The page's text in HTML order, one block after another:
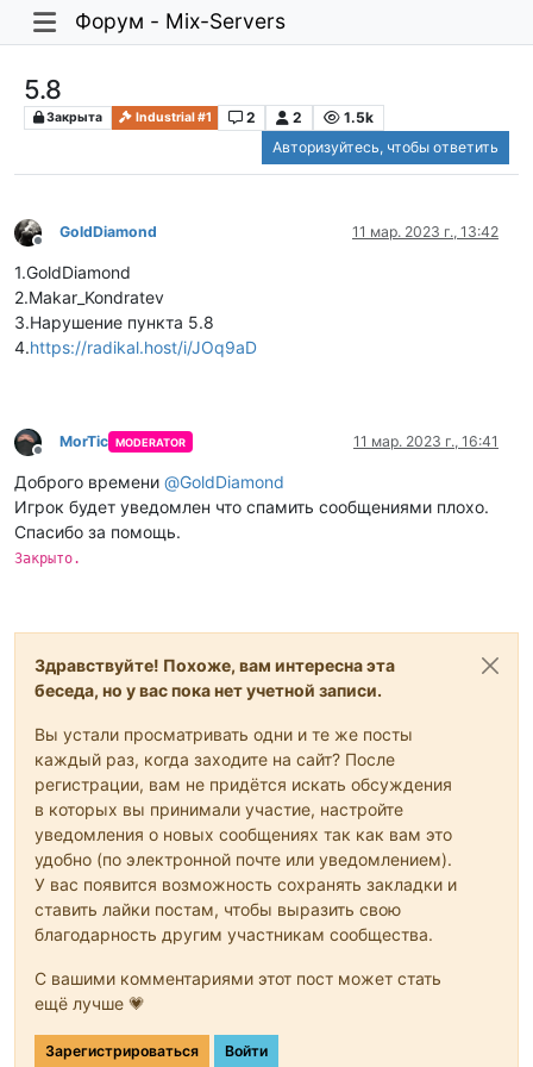
Форум - Mix-Servers
5.8
Закрыта Industrial #1 2 2
1.5k
Авторизуйтесь, чтобы ответить
Не в сети
GoldDiamond 11 мар. 2023 г., 13:42
1.GoldDiamond
2.Makar_Kondratev
3.Нарушение пункта 5.8
4.https://radikal.host/i/JOq9aD
Не в сети
MorTic MODERATOR 11 мар. 2023 г., 16:41
Доброго времени @GoldDiamond
Игрок будет уведомлен что спамить сообщениями плохо.
Спасибо за помощь.
Закрыто.
Здравствуйте! Похоже, вам интересна эта
беседа, но у вас пока нет учетной записи.
Вы устали просматривать одни и те же посты
каждый раз, когда заходите на сайт? После
регистрации, вам не придётся искать обсуждения
в которых вы принимали участие, настройте
уведомления о новых сообщениях так как вам это
удобно (по электронной почте или уведомлением).
У вас появится возможность сохранять закладки и
ставить лайки постам, чтобы выразить свою
благодарность другим участникам сообщества.
С вашими комментариями этот пост может стать
ещё лучше 💗
Зарегистрироваться Войти